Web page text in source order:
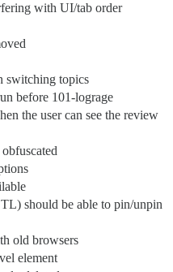
with UI/tab order
switching topics
before 101-lograge
the user can see the review
should be able to pin/unpin
old browsers
element